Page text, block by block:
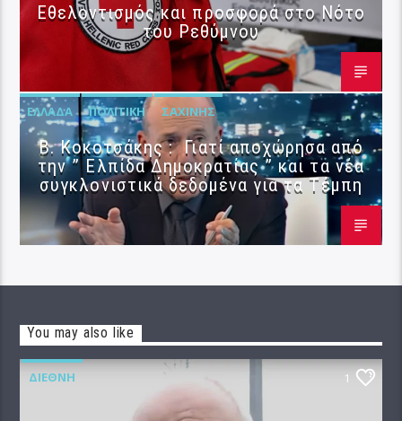
Εθελοντισμός και προσφορά στο Νότο
του Ρεθύμνου
ΕΛΛΆΔΑ ΠΟΛΙΤΙΚΉ ΣΑΧΊΝΗΣ
Β. Κοκοτσάκης : Γιατί αποχώρησα από
την ” Ελπίδα Δημοκρατίας ” και τα νέα
συγκλονιστικά δεδομένα για τα Τέμπη
You may also like
ΔΙΕΘΝΉ 1